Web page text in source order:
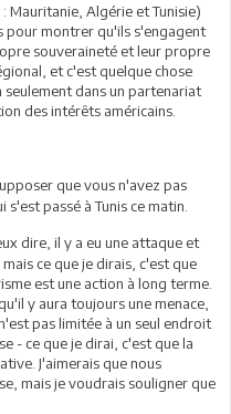
Mauritanie, Algérie et Tunisie)
pour montrer qu'ils s'engagent
souveraineté et leur propre
et c'est quelque chose
dans un partenariat
des intérêts américains.
que vous n'avez pas
passé à Tunis ce matin.
dire, il y a eu une attaque et
ce que je dirais, c'est que
est une action à long terme.
y aura toujours une menace,
pas limitée à un seul endroit
- ce que je dirai, c'est que la
J'aimerais que nous
mais je voudrais souligner que